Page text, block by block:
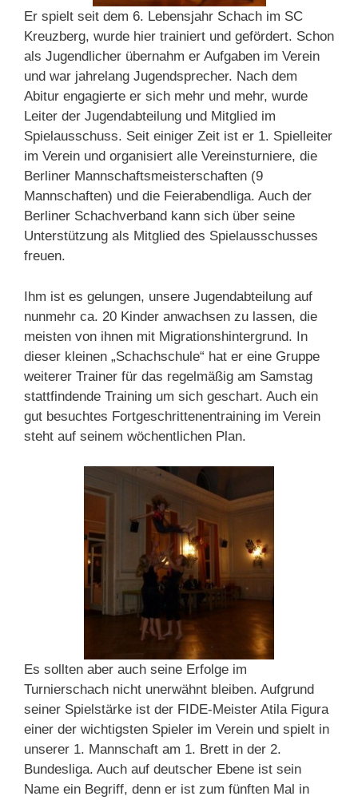
Er spielt seit dem 6. Lebensjahr Schach im SC
Kreuzberg, wurde hier trainiert und gefördert. Schon
als Jugendlicher übernahm er Aufgaben im Verein
und war jahrelang Jugendsprecher. Nach dem
Abitur engagierte er sich mehr und mehr, wurde
Leiter der Jugendabteilung und Mitglied im
Spielausschuss. Seit einiger Zeit ist er 1. Spielleiter
im Verein und organisiert alle Vereinsturniere, die
Berliner Mann­schaftsmeisterschaften (9
Mannschaften) und die Feierabendliga. Auch der
Berliner Schachverband kann sich über seine
Unterstützung als Mitglied des Spielausschusses
freuen.
Ihm ist es gelungen, unsere Jugendabteilung auf
nunmehr ca. 20 Kinder anwachsen zu lassen, die
meisten von ihnen mit Migrationshintergrund. In
dieser kleinen „Schachschule“ hat er eine Gruppe
weiterer Trainer für das regelmäßig am Samstag
stattfindende Training um sich geschart. Auch ein
gut besuchtes Fortgeschrittenentraining im Verein
steht auf seinem wöchentlichen Plan.
Es sollten aber auch seine Erfolge im
Turnierschach nicht unerwähnt bleiben. Aufgrund
seiner Spielstärke ist der FIDE-Meister Atila Figura
einer der wichtigsten Spieler im Verein und spielt in
unserer 1. Mannschaft am 1. Brett in der 2.
Bundesliga. Auch auf deutscher Ebene ist sein
Name ein Begriff, denn er ist zum fünften Mal in